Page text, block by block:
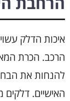
איכות הדלק
הרכב. הכרת
להנחות את
האישיים. דלקים